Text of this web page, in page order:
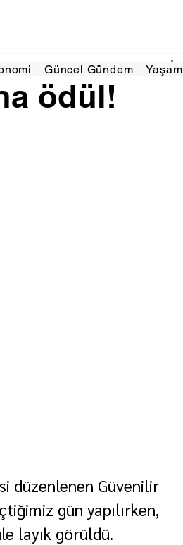
Güncel Gündem Yaşam
ödül!
düzenlenen Güvenilir
gün yapılırken,
layık görüldü.